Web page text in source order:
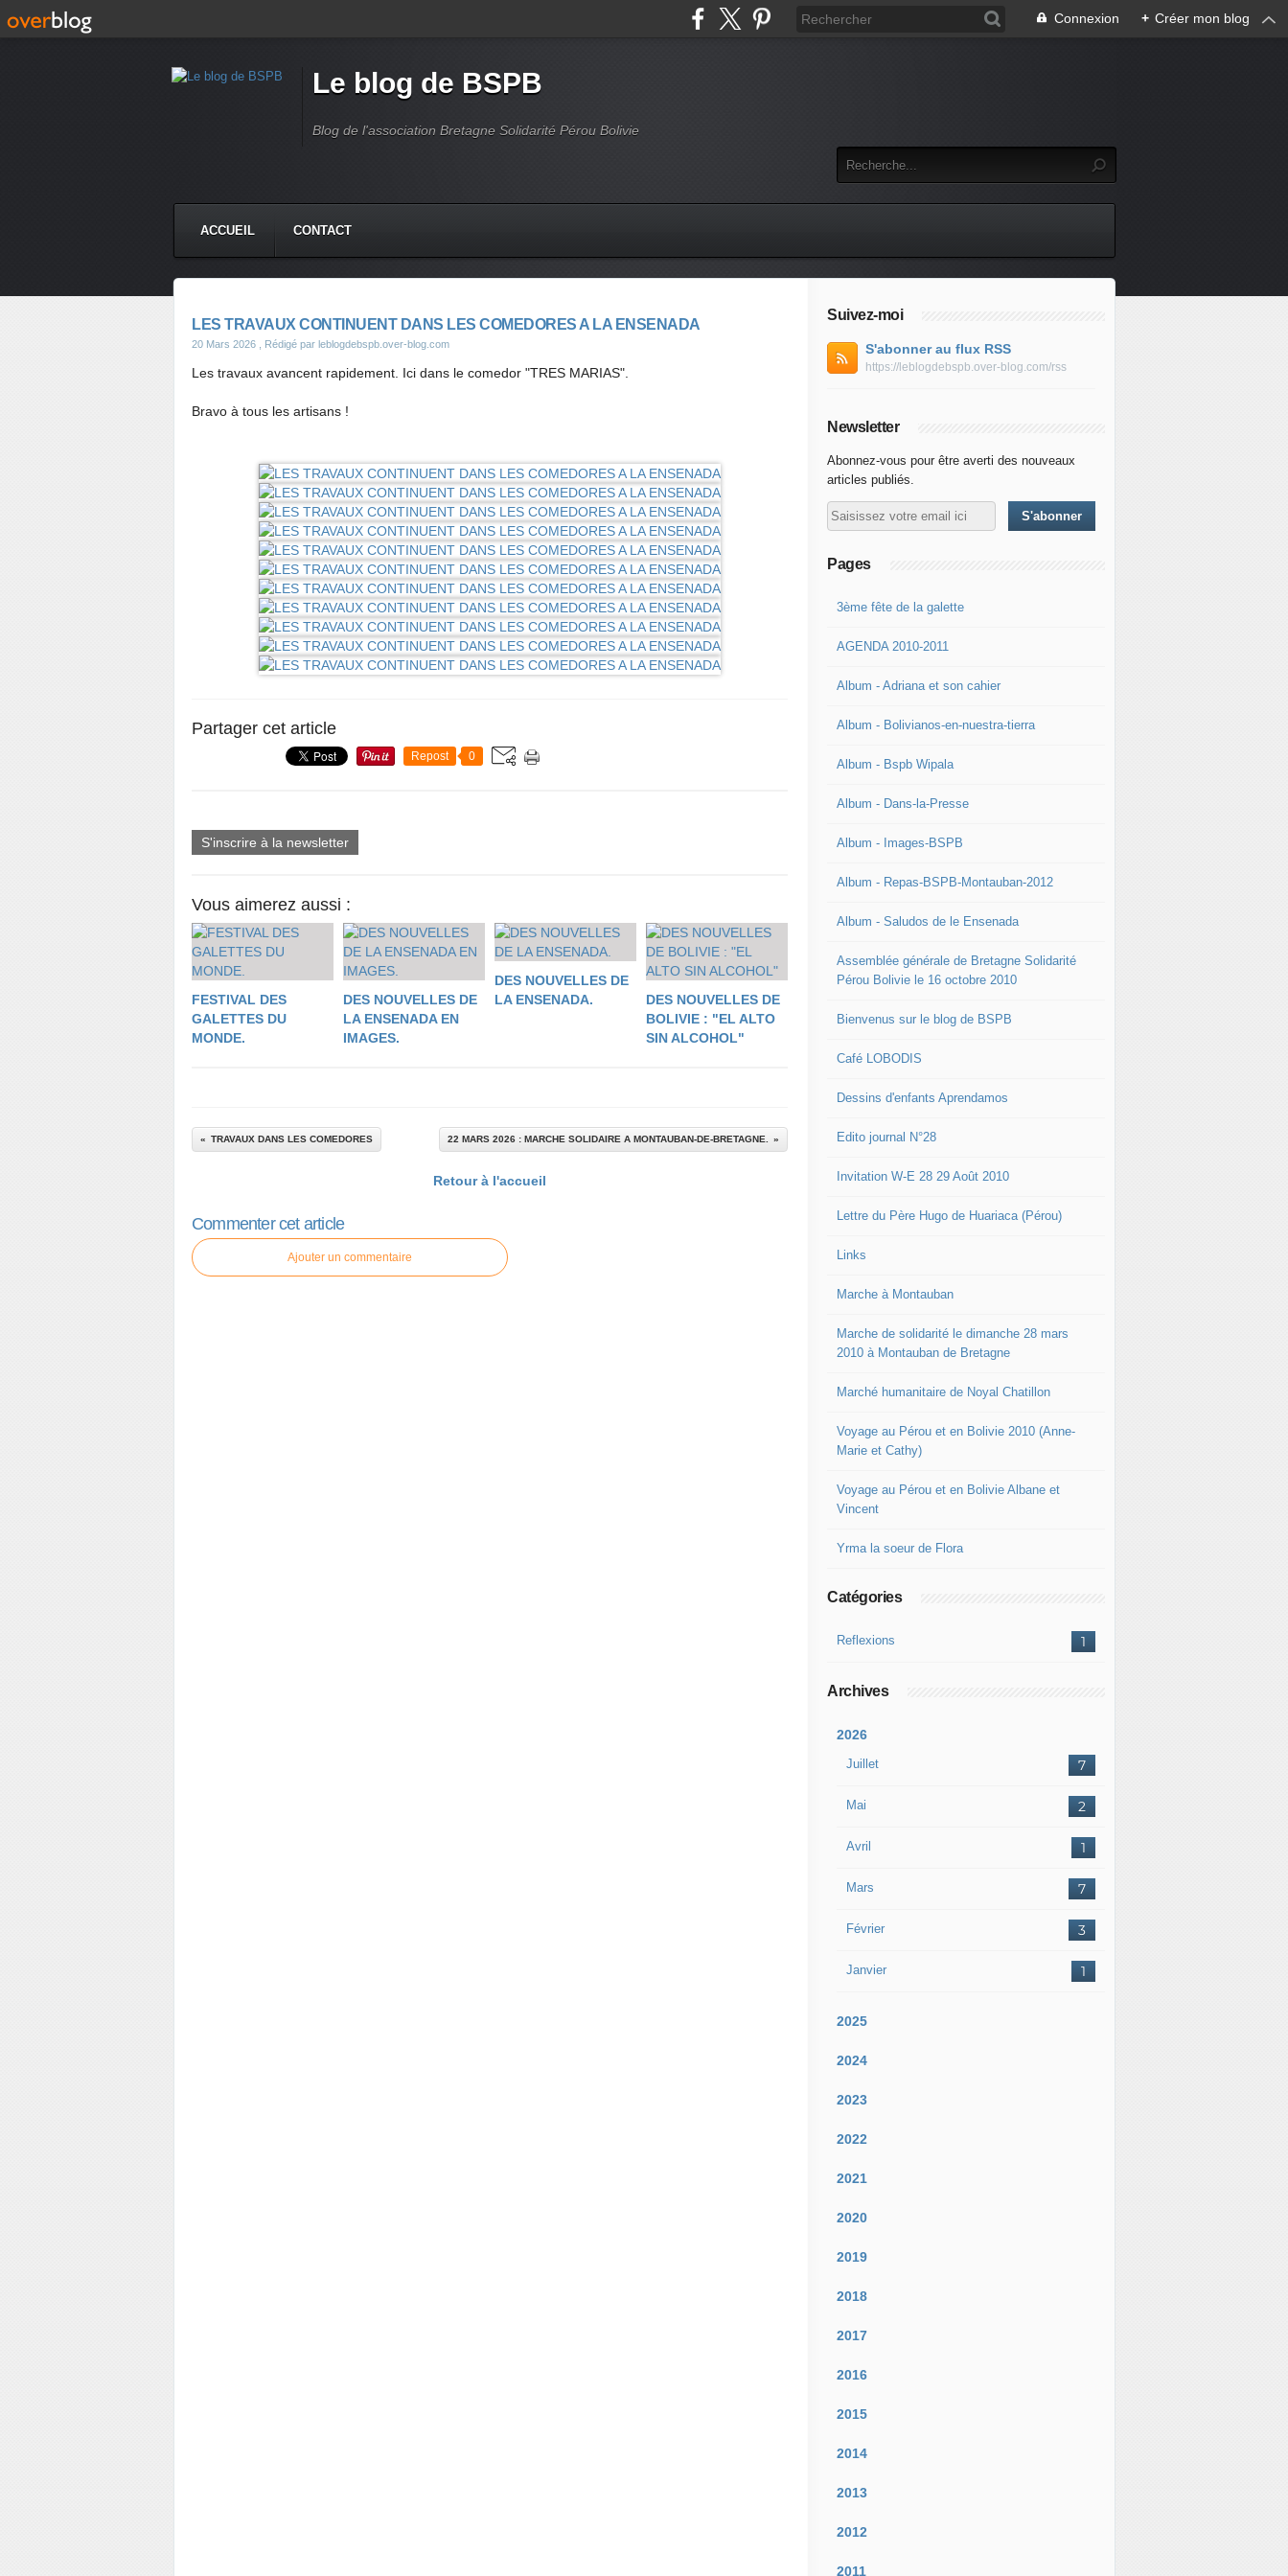
Connexion + Créer mon blog
Le blog de BSPB
Blog de l'association Bretagne Solidarité Pérou Bolivie
ACCUEIL CONTACT
LES TRAVAUX CONTINUENT DANS LES COMEDORES A LA ENSENADA
20 Mars 2026 , Rédigé par leblogdebspb.over-blog.com
Les travaux avancent rapidement. Ici dans le comedor "TRES MARIAS".
Bravo à tous les artisans !
Partager cet article
Repost 0
S'inscrire à la newsletter
Vous aimerez aussi :
FESTIVAL DES
GALETTES DU
MONDE.
DES NOUVELLES DE
LA ENSENADA EN
IMAGES.
DES NOUVELLES DE
LA ENSENADA.
DES NOUVELLES DE
BOLIVIE : "EL ALTO
SIN ALCOHOL"
TRAVAUX DANS LES COMEDORES 22 MARS 2026 : MARCHE SOLIDAIRE A MONTAUBAN-DE-BRETAGNE.
Retour à l'accueil
Commenter cet article
Ajouter un commentaire
Suivez-moi
S'abonner au flux RSS
https://leblogdebspb.over-blog.com/rss
Newsletter
Abonnez-vous pour être averti des nouveaux
articles publiés.
Pages
3ème fête de la galette
AGENDA 2010-2011
Album - Adriana et son cahier
Album - Bolivianos-en-nuestra-tierra
Album - Bspb Wipala
Album - Dans-la-Presse
Album - Images-BSPB
Album - Repas-BSPB-Montauban-2012
Album - Saludos de le Ensenada
Assemblée générale de Bretagne Solidarité
Pérou Bolivie le 16 octobre 2010
Bienvenus sur le blog de BSPB
Café LOBODIS
Dessins d'enfants Aprendamos
Edito journal N°28
Invitation W-E 28 29 Août 2010
Lettre du Père Hugo de Huariaca (Pérou)
Links
Marche à Montauban
Marche de solidarité le dimanche 28 mars
2010 à Montauban de Bretagne
Marché humanitaire de Noyal Chatillon
Voyage au Pérou et en Bolivie 2010 (Anne-
Marie et Cathy)
Voyage au Pérou et en Bolivie Albane et
Vincent
Yrma la soeur de Flora
Catégories
1
Reflexions
Archives
2026
Juillet 7
Mai 2
Avril 1
Mars 7
Février 3
Janvier 1
2025
2024
2023
2022
2021
2020
2019
2018
2017
2016
2015
2014
2013
2012
2011